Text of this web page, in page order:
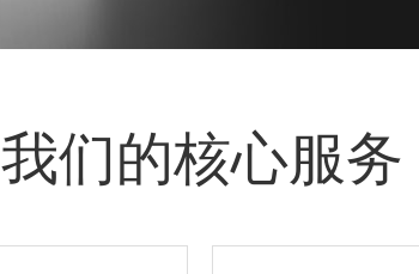
我们的核心服务